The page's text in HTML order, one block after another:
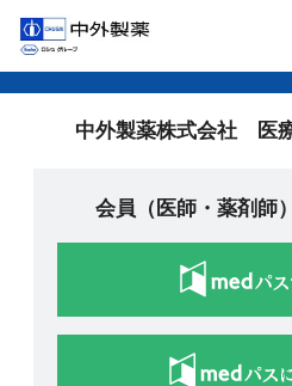
中外製薬株式会社 医
会員（医師・薬剤師